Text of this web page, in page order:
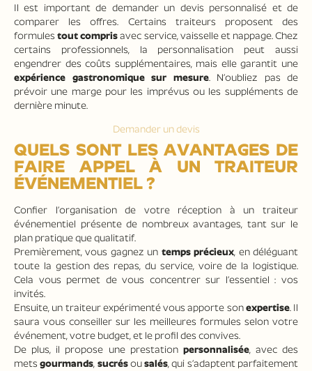
Il est important de demander un devis personnalisé et de
comparer les offres. Certains traiteurs proposent des
formulestout comprisavec service, vaisselle et nappage. Chez
certains professionnels, la personnalisation peut aussi
engendrer des coûts supplémentaires, mais elle garantit une
expérience gastronomique sur mesure. N’oubliez pas de
prévoir une marge pour les imprévus ou les suppléments de
dernière minute.
Demander un devis
QUELS SONT LES AVANTAGES DE
FAIRE APPEL À UN TRAITEUR
ÉVÉNEMENTIEL ?
Confier l’organisation de votre réception à un traiteur
événementiel présente de nombreux avantages, tant sur le
plan pratique que qualitatif.
Premièrement, vous gagnez un temps précieux, en déléguant
toute la gestion des repas, du service, voire de la logistique.
Cela vous permet de vous concentrer sur l’essentiel : vos
invités.
Ensuite, un traiteur expérimenté vous apporte sonexpertise. Il
saura vous conseiller sur les meilleures formules selon votre
événement, votre budget, et le profil des convives.
De plus, il propose une prestation personnalisée, avec des
metsgourmands, sucrésousalés, qui s’adaptent parfaitement